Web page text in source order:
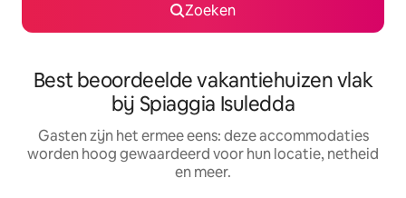
Zoeken
Best beoordeelde vakantiehuizen vlak
bij Spiaggia Isuledda
Gasten zijn het ermee eens: deze accommodaties
worden hoog gewaardeerd voor hun locatie, netheid
en meer.